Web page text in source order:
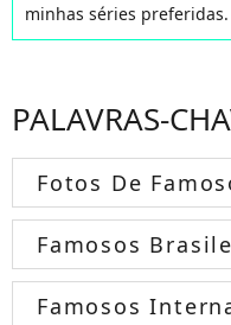
minhas séries preferidas.
PALAVRAS-
Fotos De
Famosos
Famosos